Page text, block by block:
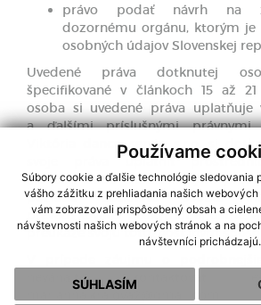
Používame
Súbory cookie a ďalšie technológie sledovania
vášho zážitku z prehliadania našich webových
vám zobrazovali prispôsobený obsah a
návštevnosti našich webových stránok a na
návštevníci prichádzajú.
SÚHLASÍM
právo podať návrh na
dozornému orgánu, ktorým je
osobných údajov Slovenskej
Uvedené práva dotknutej
špecifikované v článkoch 15 až 21
osoba si uvedené práva uplatňuje
a ďalšími príslušnými právnymi
Viktória dance servis, s.r.o, si
svoje práva uplatniť
žiadosti alebo elektronickými
požiada dotknutá osoba,
prevádzkovateľ poskytnúť aj ústne,
preukáže svoju totožnosť iným
neváhajte kontaktovať